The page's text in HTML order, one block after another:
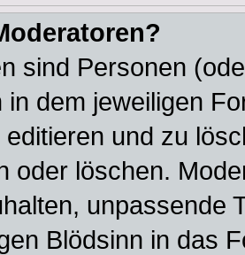
sind Personen
in dem jeweiligen
editieren und zu
oder löschen.
unpassende
Blödsinn in das